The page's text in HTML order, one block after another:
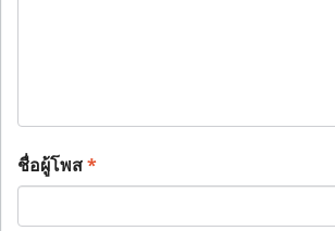
ชื่อผู้โพส*